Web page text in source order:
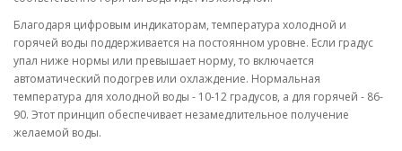
Благодаря цифровым индикаторам, температура холодной и
горячей воды поддерживается на постоянном уровне. Если градус
упал ниже нормы или превышает норму, то включается
автоматический подогрев или охлаждение. Нормальная
температура для холодной воды - 10-12 градусов, а для горячей - 86-
90. Этот принцип обеспечивает незамедлительное получение
желаемой воды.